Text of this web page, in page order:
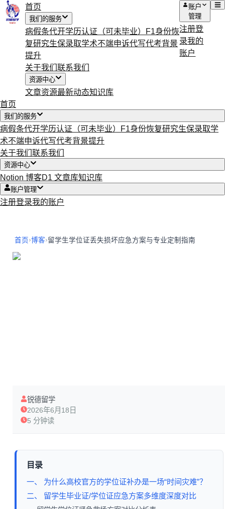
首页
我们的服务
病假条代开学历认证（可未毕业）
F1身份恢
复研究生保录取学术不端申诉代写代考背景
提升
关于我们 联系我们
资源中心
文章资源最新动态知识库
账户
管理
注册登
录我的
账户
首页
我们的服务
病假条代开学历认证（可未毕业） F1身份恢复研究生保录取学
术不端申诉代写代考背景提升
关于我们 联系我们
资源中心
Notion 博客D1 文章库知识库
账户管理
注册登录我的账户
首页 ›博客›留学生学位证丢失损坏应急方案与专业定制指南
锐德留学
2026年6月18日
5 分钟读
目录
一、 为什么高校官方的学位证补办是一场“时间灾难”？
二、 留学生毕业证/学位证应急方案多维度深度对比